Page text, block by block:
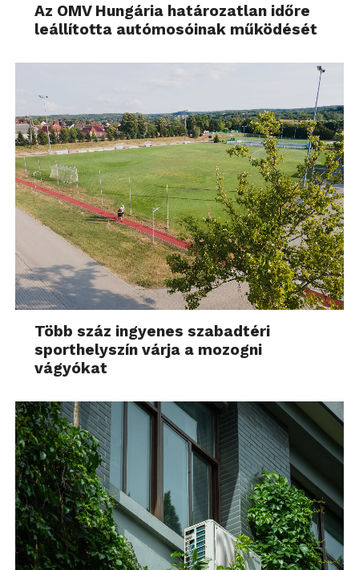
Az OMV Hungária határozatlan időre
leállította autómosóinak működését
Több száz ingyenes szabadtéri
sporthelyszín várja a mozogni
vágyókat